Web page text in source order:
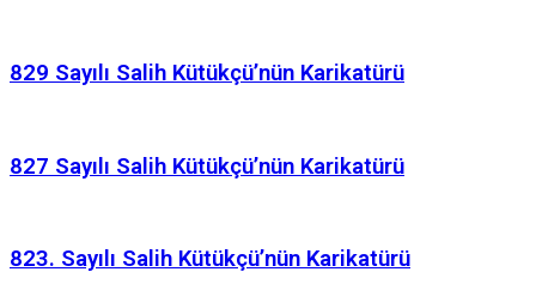
829 Sayılı Salih Kütükçü’nün Karikatürü
827 Sayılı Salih Kütükçü’nün Karikatürü
823. Sayılı Salih Kütükçü’nün Karikatürü